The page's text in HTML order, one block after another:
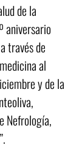
de la
aniversario
través de
al
y de la
Nefrología,